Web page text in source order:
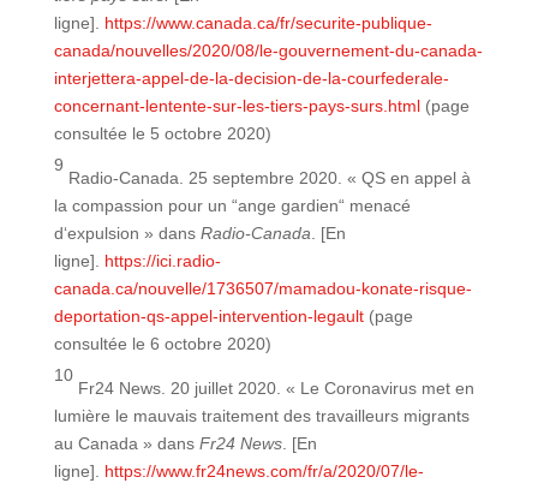
ligne]. https://www.canada.ca/fr/securite-publique-
canada/nouvelles/2020/08/le-gouvernement-du-canada-
interjettera-appel-de-la-decision-de-la-courfederale-
concernant-lentente-sur-les-tiers-pays-surs.html(page
consultée le 5 octobre 2020)
9
Radio-Canada. 25 septembre 2020. « QS en appel à
la compassion pour un “ange gardien“ menacé
d‘expulsion » dans Radio-Canada . [En
ligne]. https://ici.radio-
canada.ca/nouvelle/1736507/mamadou-konate-risque-
deportation-qs-appel-intervention-legault(page
consultée le 6 octobre 2020)
10
Fr24 News. 20 juillet 2020. « Le Coronavirus met en
lumière le mauvais traitement des travailleurs migrants
au Canada » dans Fr24 News. [En
ligne]. https://www.fr24news.com/fr/a/2020/07/le-